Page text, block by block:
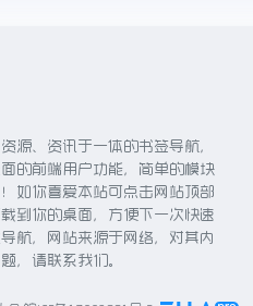
源、资讯于一体的书签导航，
的前端用户功能，简单的模块
如你喜爱本站可点击网站顶部
到你的桌面，方便下一次快速
航，网站来源于网络，对其内
，请联系我们。